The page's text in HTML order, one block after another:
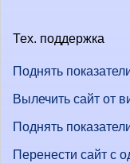
Тех. поддержка
Поднять
Вылечить сайт от
Поднять
Перенести сайт с